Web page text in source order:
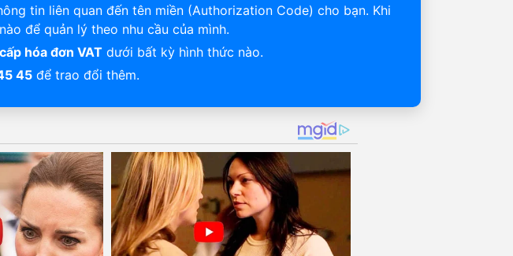
tin liên quan đến tên miền (Authorization Code) cho bạn. Khi
để quản lý theo nhu cầu của mình.
hóa đơn VAT dưới bất kỳ hình thức nào.
45 để trao đổi thêm.